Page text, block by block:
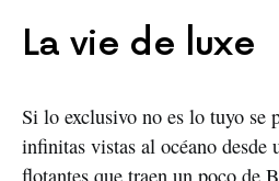
La vie de luxe
Si lo exclusivo no es lo tuyo se
infinitas vistas al océano desde